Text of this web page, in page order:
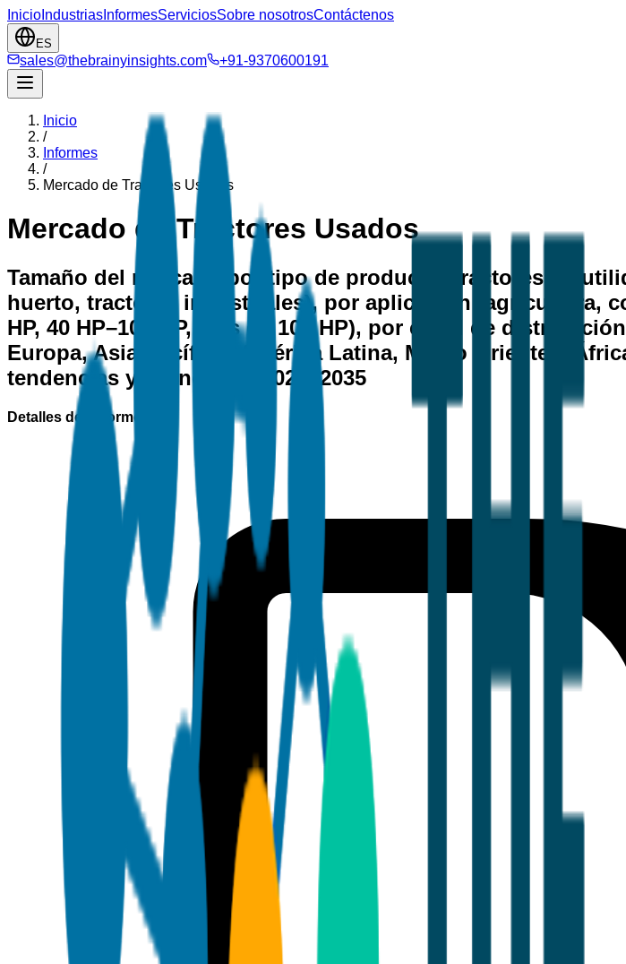
Inicio Industrias InformesServiciosSobre nosotrosContáctenos
ES
sales@thebrainyinsights.com +91-9370600191
Inicio
/
Informes
/
Mercado de Tractores Usados
Mercado de Tractores Usados
Tamaño del mercado por tipo de producto (tractores de
huerto, tractores industriales), por aplicación (agricultura,
HP, 40 HP–100 HP, más de 100 HP), por canal de
Europa, Asia-Pacífico, América Latina, Medio Oriente y
tendencias y pronóstico 2026–2035
Detalles del informe